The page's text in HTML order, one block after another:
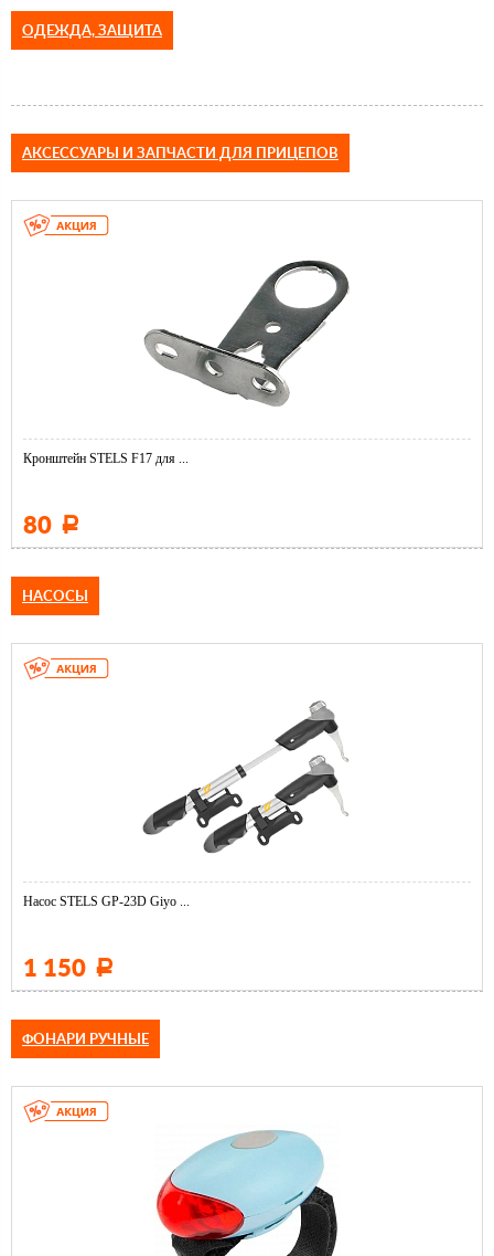
ОДЕЖДА, ЗАЩИТА
АКСЕССУАРЫ И ЗАПЧАСТИ ДЛЯ ПРИЦЕПОВ
Кронштейн STELS F17 для ...
80 Р
НАСОСЫ
Насос STELS GP-23D Giyo ...
1 150 Р
ФОНАРИ РУЧНЫЕ